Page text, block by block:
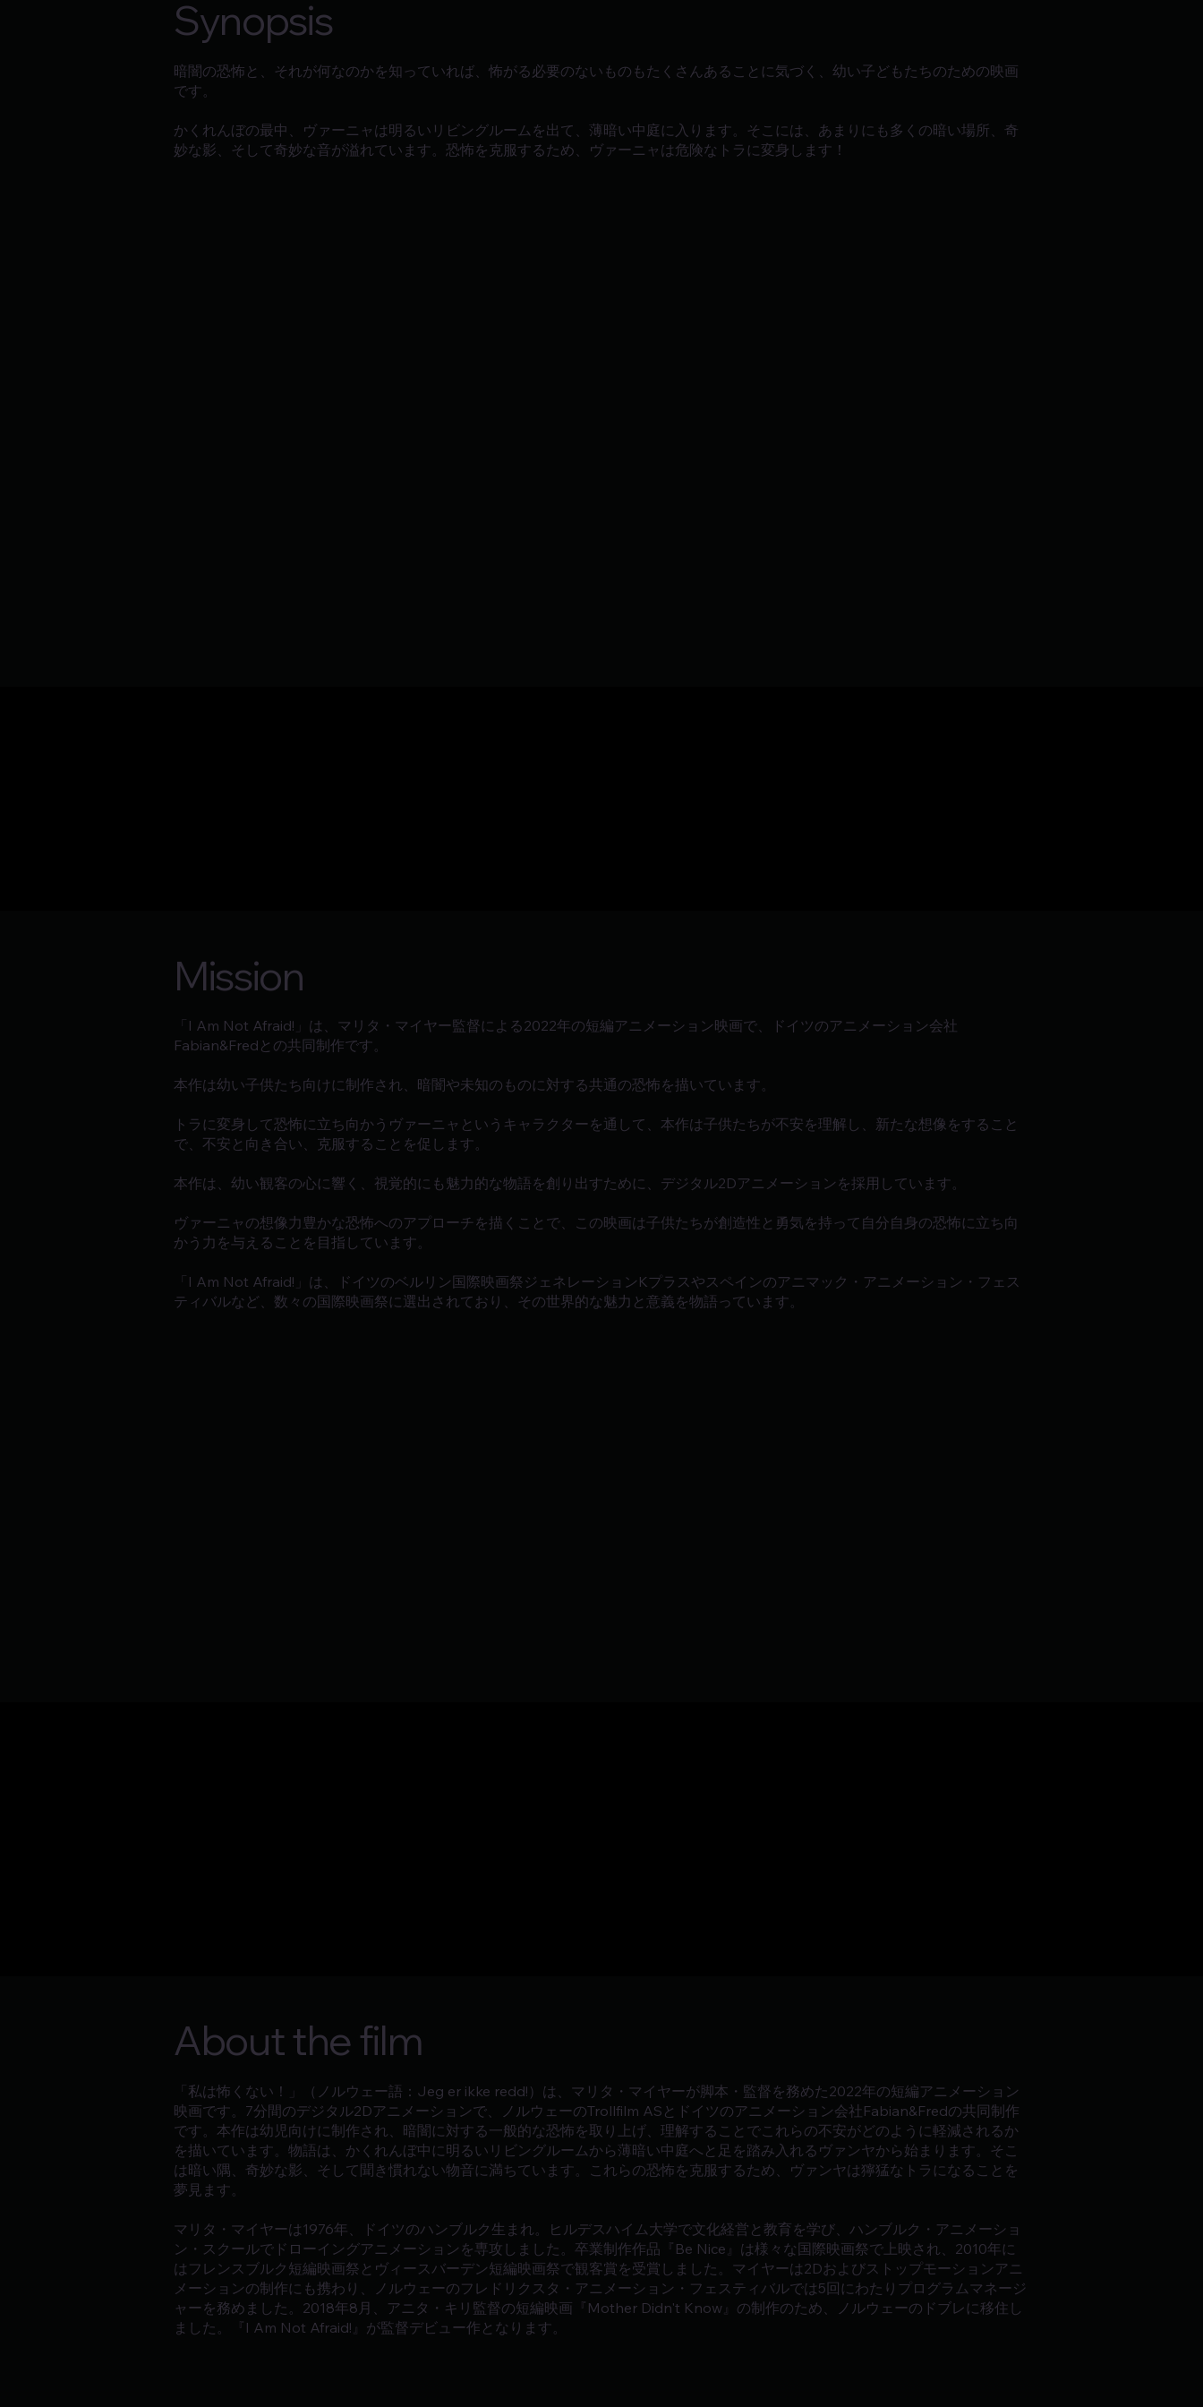
Synopsis
暗闇の恐怖と、それが何なのかを知っていれば、怖がる必要のないものもたくさんあることに気づく、幼い子どもたちのための映画
です。
かくれんぼの最中、ヴァーニャは明るいリビングルームを出て、薄暗い中庭に入ります。そこには、あまりにも多くの暗い場所、奇
妙な影、そして奇妙な音が溢れています。恐怖を克服するため、ヴァーニャは危険なトラに変身します！
Mission
「I Am Not Afraid!」は、マリタ・マイヤー監督による2022年の短編アニメーション映画で、ドイツのアニメーション会社
Fabian&Fredとの共同制作です。
本作は幼い子供たち向けに制作され、暗闇や未知のものに対する共通の恐怖を描いています。
トラに変身して恐怖に立ち向かうヴァーニャというキャラクターを通して、本作は子供たちが不安を理解し、新たな想像をすること
で、不安と向き合い、克服することを促します。
本作は、幼い観客の心に響く、視覚的にも魅力的な物語を創り出すために、デジタル2Dアニメーションを採用しています。
ヴァーニャの想像力豊かな恐怖へのアプローチを描くことで、この映画は子供たちが創造性と勇気を持って自分自身の恐怖に立ち向
かう力を与えることを目指しています。
「I Am Not Afraid!」は、ドイツのベルリン国際映画祭ジェネレーションKプラスやスペインのアニマック・アニメーション・フェス
ティバルなど、数々の国際映画祭に選出されており、その世界的な魅力と意義を物語っています。
About the film
「私は怖くない！」（ノルウェー語：Jeg er ikke redd!）は、マリタ・マイヤーが脚本・監督を務めた2022年の短編アニメーション
映画です。7分間のデジタル2Dアニメーションで、ノルウェーのTrollfilm ASとドイツのアニメーション会社Fabian&Fredの共同制作
です。本作は幼児向けに制作され、暗闇に対する一般的な恐怖を取り上げ、理解することでこれらの不安がどのように軽減されるか
を描いています。物語は、かくれんぼ中に明るいリビングルームから薄暗い中庭へと足を踏み入れるヴァンヤから始まります。そこ
は暗い隅、奇妙な影、そして聞き慣れない物音に満ちています。これらの恐怖を克服するため、ヴァンヤは獰猛なトラになることを
夢見ます。
マリタ・マイヤーは1976年、ドイツのハンブルク生まれ。ヒルデスハイム大学で文化経営と教育を学び、ハンブルク・アニメーショ
ン・スクールでドローイングアニメーションを専攻しました。卒業制作作品『Be Nice』は様々な国際映画祭で上映され、2010年に
はフレンスブルク短編映画祭とヴィースバーデン短編映画祭で観客賞を受賞しました。マイヤーは2Dおよびストップモーションアニ
メーションの制作にも携わり、ノルウェーのフレドリクスタ・アニメーション・フェスティバルでは5回にわたりプログラムマネージ
ャーを務めました。2018年8月、アニタ・キリ監督の短編映画『Mother Didn't Know』の制作のため、ノルウェーのドブレに移住し
ました。『I Am Not Afraid!』が監督デビュー作となります。